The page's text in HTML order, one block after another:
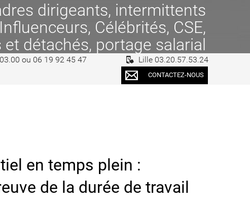
dirigeants, intermittents
Célébrités, CSE,
détachés, portage salarial
ou 06 19 92 45 47
Lille 03.20.57.53.24
CONTACTEZ-NOUS
en temps plein :
de la durée de travail